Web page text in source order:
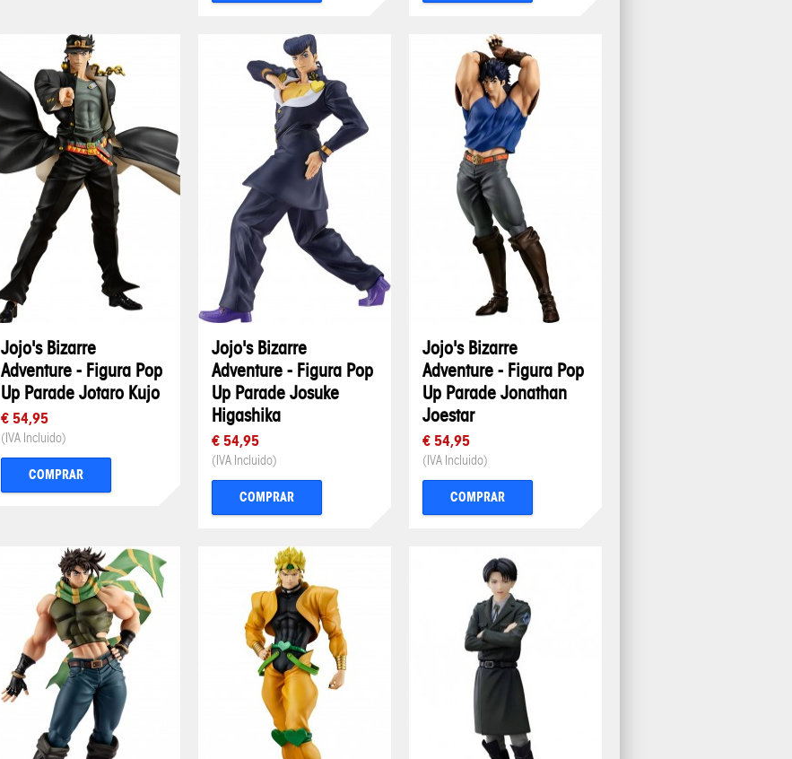
Jojo's Bizarre
Adventure - Figura Pop
Up Parade Jotaro Kujo
€ 54,95
(IVA Incluido)
COMPRAR
Jojo's Bizarre
Adventure - Figura Pop
Up Parade Josuke
Higashika
€ 54,95
(IVA Incluido)
COMPRAR
Jojo's Bizarre
Adventure - Figura Pop
Up Parade Jonathan
Joestar
€ 54,95
(IVA Incluido)
COMPRAR